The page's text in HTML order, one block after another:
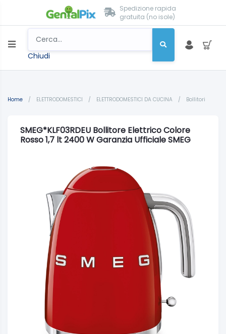
Spedizione rapida
gratuita (no isole)
Chiudi
Home / ELETTRODOMESTICI / ELETTRODOMESTICI DA CUCINA / Bollitori
SMEG*KLF03RDEU Bollitore Elettrico Colore
Rosso 1,7 lt 2400 W Garanzia Ufficiale SMEG